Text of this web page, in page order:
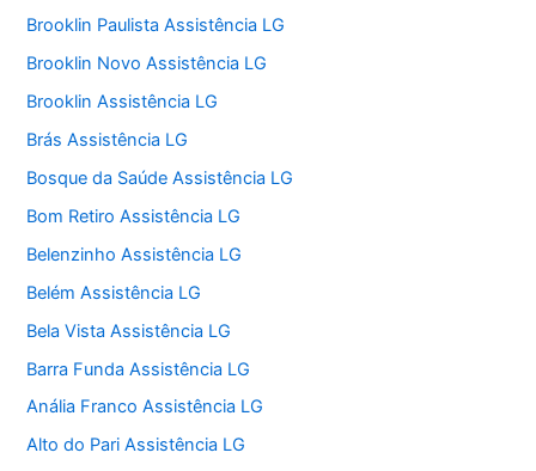
Brooklin Paulista Assistência LG
Brooklin Novo Assistência LG
Brooklin Assistência LG
Brás Assistência LG
Bosque da Saúde Assistência LG
Bom Retiro Assistência LG
Belenzinho Assistência LG
Belém Assistência LG
Bela Vista Assistência LG
Barra Funda Assistência LG
Anália Franco Assistência LG
Alto do Pari Assistência LG